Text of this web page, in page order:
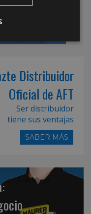
Distribuidor
Oficial de AFT
Ser distribuidor
tiene sus ventajas
SABER MÁS